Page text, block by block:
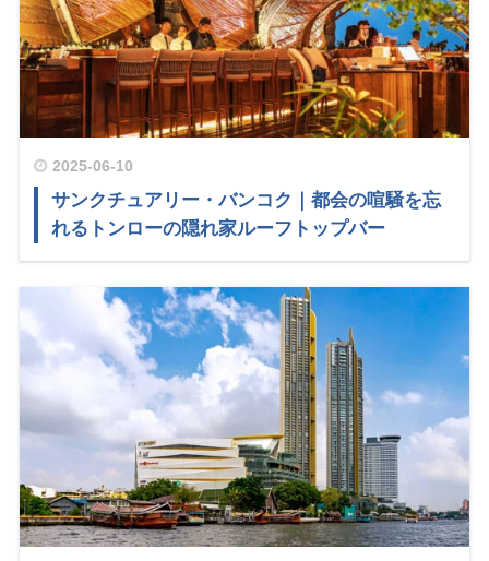
2025-06-10
サンクチュアリー・バンコク｜都会の喧騒を忘
れるトンローの隠れ家ルーフトップバー